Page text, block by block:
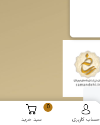
حساب کاربری
0
سبد خرید